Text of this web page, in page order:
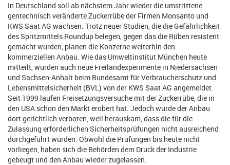
In Deutschland soll ab nächstem Jahr wieder die umstrittene
gentechnisch veränderte Zuckerrübe der Firmen Monsanto und
KWS Saat AG wachsen. Trotz neuer Studien, die die Gefährlichkeit
des Spritzmittels Roundup belegen, gegen das die Rüben resistent
gemacht wurden, planen die Konzerne weiterhin den
kommerziellen Anbau. Wie das Umweltinstitut München heute
mitteilt, wurden auch neue Freilandexperimente in Niedersachsen
und Sachsen-Anhalt beim Bundesamt für Verbraucherschutz und
Lebensmittelsicherheit (BVL) von der KWS Saat AG angemeldet.
Seit 1999 laufen Freisetzungsversuche mit der Zuckerrübe, die in
den USA schon den Markt erobert hat. Jedoch wurde der Anbau
dort gerichtlich verboten, weil herauskam, dass die für die
Zulassung erforderlichen Sicherheitsprüfungen nicht ausreichend
durchgeführt wurden. Obwohl die Prüfungen bis heute nicht
vorliegen, haben sich die Behörden dem Druck der Industrie
gebeugt und den Anbau wieder zugelassen.